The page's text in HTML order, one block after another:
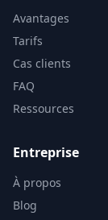
États-Unis
(212) 213-6744
33.1.87.66.15.56
Produit
Cas clients
FAQ